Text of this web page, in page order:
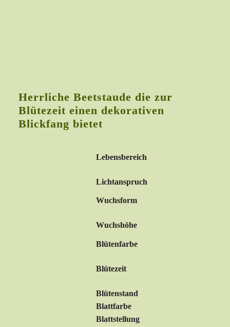
Herrliche Beetstaude die zur
Blütezeit einen dekorativen
Blickfang bietet
Lebensbereich
Lichtanspruch
Wuchsform
Wuchshöhe
Blütenfarbe
Blütezeit
Blütenstand
Blattfarbe
Blattstellung